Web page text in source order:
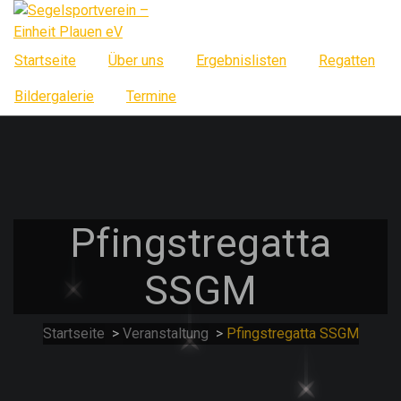
Springe
zum
InhaltStartseite Über uns Ergebnislisten Regatten
Bildergalerie Termine
Pfingstregatta
SSGM
Startseite > Veranstaltung > Pfingstregatta SSGM